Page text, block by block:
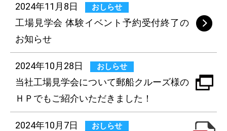
2024年11月8日 おしらせ
工場見学会 体験イベント予約受付終了の
お知らせ
2024年10月28日 おしらせ
当社工場見学会について郵船クルーズ様の
ＨＰでもご紹介いただきました！
2024年10月7日 おしらせ